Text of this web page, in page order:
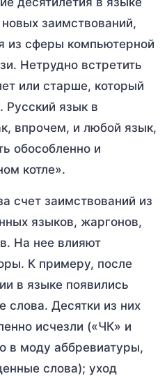
заимствований,
из сферы компьютерной
Нетрудно встретить
или старше, который
Русский язык в
впрочем, и любой язык,
обособленно и
котле».
счет заимствований из
языков, жаргонов,
На нее влияют
К примеру, после
в языке появились
слова. Десятки из них
исчезли («ЧК» и
в моду аббревиатуры,
слова); уход